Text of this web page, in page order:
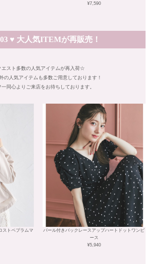
¥7,590
♥ 大人気ITEMが再販売！
エスト多数の人気アイテムが再入荷☆
の人気アイテムも多数ご用意しております！
一同心よりご来店をお待ちしております。
ストペプラムマ
パール付きバックレースアップハートドットワンピ
ース
¥5,940